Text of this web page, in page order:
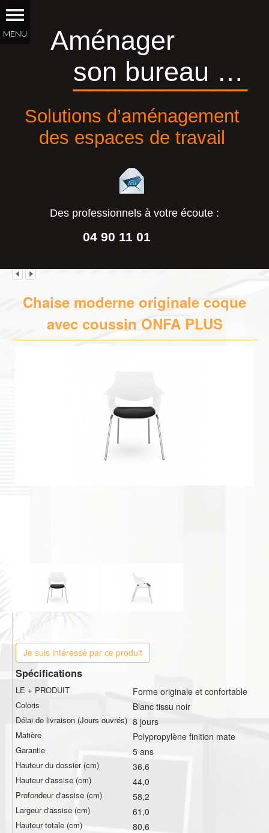
Aménager
son bureau …
Solutions d’aménagement
des espaces de travail
Des professionnels à votre écoute :
04 90 11 01
__________
Chaise moderne originale coque
avec coussin ONFA PLUS
Je suis intéressé par ce produit
Spécifications
LE + PRODUIT Forme originale et confortable
Coloris Blanc tissu noir
Délai de livraison (Jours ouvrés) 8 jours
Matière Polypropylène finition mate
Garantie 5 ans
Hauteur du dossier (cm) 36,6
Hauteur d'assise (cm) 44,0
Profondeur d'assise (cm) 58,2
Largeur d'assise (cm) 61,0
Hauteur totale (cm) 80,6